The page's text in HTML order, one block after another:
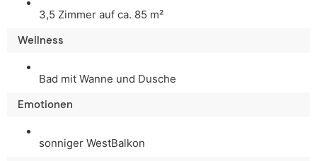
3,5 Zimmer auf ca. 85 m²
Wellness
Bad mit Wanne und Dusche
Emotionen
sonniger WestBalkon